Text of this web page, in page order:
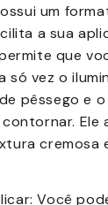
um
a sua
que
só vez o
pêssego e
Ele
cremosa
Você